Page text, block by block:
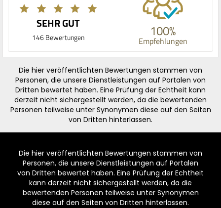
SEHR GUT
146 Bewertungen 100%
Empfehlungen
Die hier veröffentlichten Bewertungen stammen von
Personen, die unsere Dienstleistungen auf Portalen von
Dritten bewertet haben. Eine Prüfung der Echtheit kann
derzeit nicht sichergestellt werden, da die bewertenden
Personen teilweise unter Synonymen diese auf den Seiten
von Dritten hinterlassen.
Die hier veröffentlichten Bewertungen stammen von
Personen, die unsere Dienstleistungen auf Portalen
von Dritten bewertet haben. Eine Prüfung der Echtheit
kann derzeit nicht sichergestellt werden, da die
bewertenden Personen teilweise unter Synonymen
diese auf den Seiten von Dritten hinterlassen.